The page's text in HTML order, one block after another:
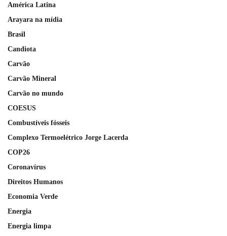
América Latina
Arayara na mídia
Brasil
Candiota
Carvão
Carvão Mineral
Carvão no mundo
COESUS
Combustíveis fósseis
Complexo Termoelétrico Jorge Lacerda
COP26
Coronavírus
Direitos Humanos
Economia Verde
Energia
Energia limpa